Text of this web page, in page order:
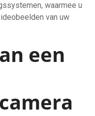
waarmee u
van uw
een